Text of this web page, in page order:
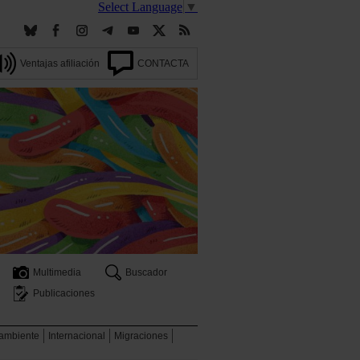
Select Language ▼
Ventajas afiliación CONTACTA
Multimedia
Buscador
Publicaciones
Internacional
Migraciones